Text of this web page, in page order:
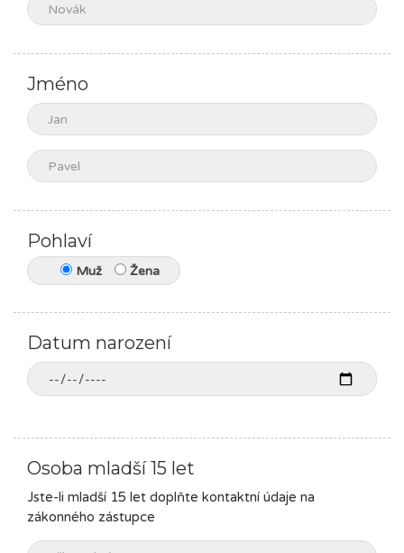
Jméno
Pohlaví
Muž Žena
Datum narození
Osoba mladší 15 let
Jste-li mladší 15 let doplňte kontaktní údaje na
zákonného zástupce